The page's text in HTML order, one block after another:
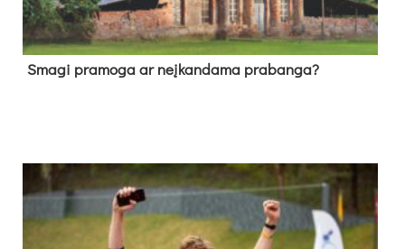
Sma­gi pra­mo­ga ar neį­kan­da­ma pra­ban­ga?